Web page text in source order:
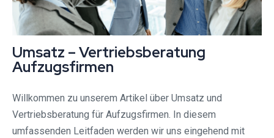
Umsatz – Vertriebsberatung
Aufzugsfirmen
Willkommen zu unserem Artikel über Umsatz und
Vertriebsberatung für Aufzugsfirmen. In diesem
umfassenden Leitfaden werden wir uns eingehend mit